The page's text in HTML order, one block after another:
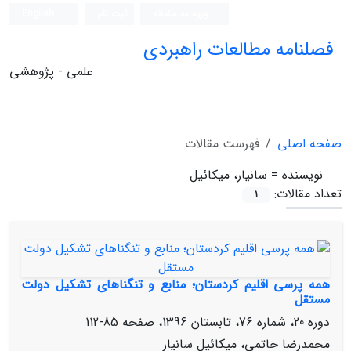
فصلنامه مطالعات راهبردی
علمی - پژوهشی
صفحه اصلی
فهرست مقالات
نویسنده = سانیار، میکائیل
تعداد مقالات:
1
همه‏ پرسی اقلیم کردستان؛ منابع و تنگناهای تشکیل دولت
مستقل
دوره 20، شماره 76، تابستان 1396، صفحه
85-112
محمدرضا حاتمی، میکائیل سانیار